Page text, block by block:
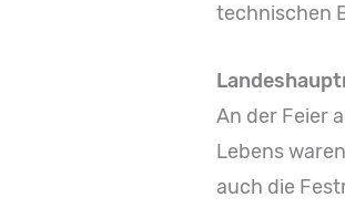
technischen
An der Feier
Lebens
auch die